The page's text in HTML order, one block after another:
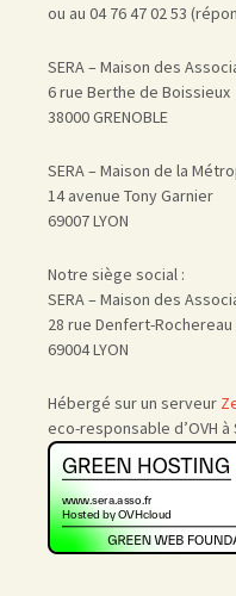
ou au 04 76 47 02 53
SERA – Maison des
6 rue Berthe de Boissieux
38000 GRENOBLE
SERA – Maison de la
14 avenue Tony Garnier
69007 LYON
Notre siège social :
SERA – Maison des
28 rue Denfert-Rochereau
69004 LYON
Hébergé sur un serveur
eco-responsable d’OVH